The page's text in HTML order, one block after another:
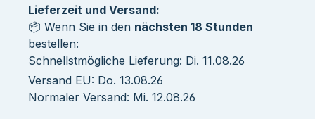
Lieferzeit und Versand:
📦 Wenn Sie in den nächsten 18 Stunden
bestellen:
Schnellstmögliche Lieferung: Di. 11.08.26
Versand EU: Do. 13.08.26
Normaler Versand: Mi. 12.08.26